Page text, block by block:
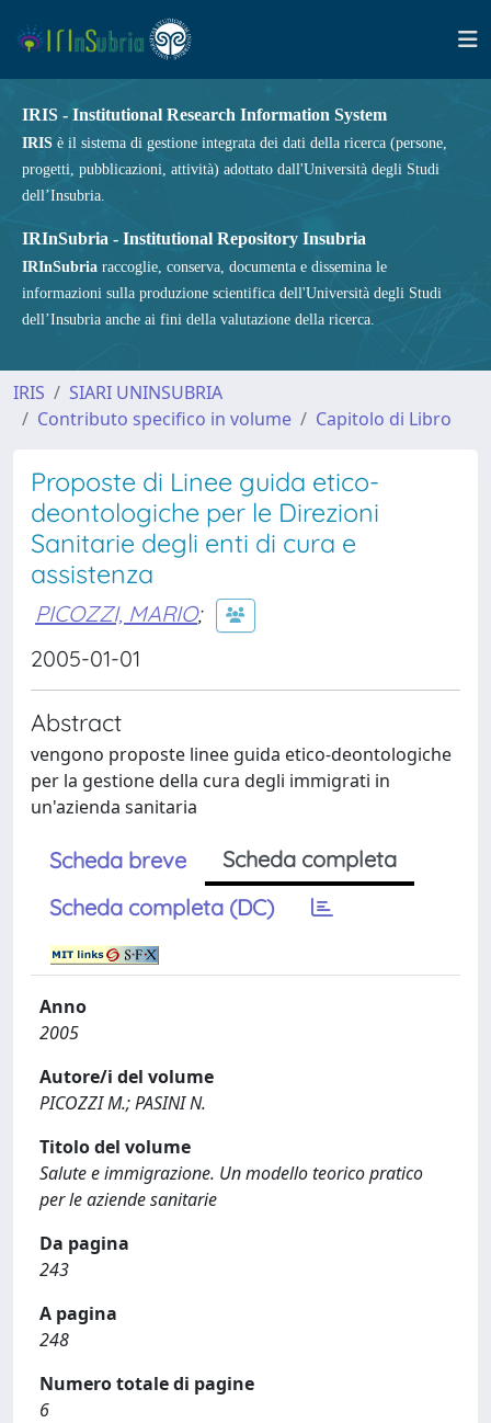
IRIS - Institutional Research Information System
IRIS è il sistema di gestione integrata dei dati della ricerca (persone,
progetti, pubblicazioni, attività) adottato dall'Università degli Studi
dell’Insubria.
IRInSubria - Institutional Repository Insubria
IRInSubria raccoglie, conserva, documenta e dissemina le
informazioni sulla produzione scientifica dell'Università degli Studi
dell’Insubria anche ai fini della valutazione della ricerca.
IRIS
SIARI UNINSUBRIA
Contributo specifico in volume
Capitolo di Libro
Proposte di Linee guida etico-
deontologiche per le Direzioni
Sanitarie degli enti di cura e
assistenza
PICOZZI, MARIO;
2005-01-01
Abstract
vengono proposte linee guida etico-deontologiche
per la gestione della cura degli immigrati in
un'azienda sanitaria
Scheda breve
Scheda completa
Scheda completa (DC)
Anno
2005
Autore/i del volume
PICOZZI M.; PASINI N.
Titolo del volume
Salute e immigrazione. Un modello teorico pratico
per le aziende sanitarie
Da pagina
243
A pagina
248
Numero totale di pagine
6